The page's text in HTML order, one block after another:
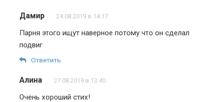
Дамир 24.08.2019 в 14:17
Парня этого ищут наверное потому что он сделал
подвиг
Ответить
Алина 27.08.2019 в 13:40
Очень хороший стих!